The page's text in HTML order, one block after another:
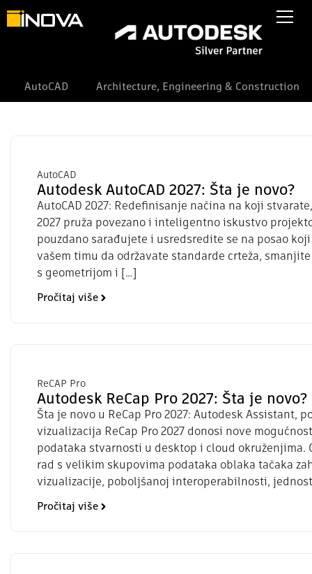
AutoCAD Architecture, Engineering & Construction
AutoCAD
Autodesk AutoCAD 2027: Šta je novo?
AutoCAD 2027: Redefinisanje načina na koji
2027 pruža povezano i inteligentno iskustvo
pouzdano sarađujete i usredsredite se na posao
vašem timu da održavate standarde crteža,
s geometrijom i […]
Pročitaj više
ReCAP Pro
Autodesk ReCap Pro 2027: Šta je novo?
Šta je novo u ReCap Pro 2027: Autodesk Assistant,
vizualizacija ReCap Pro 2027 donosi nove
podataka stvarnosti u desktop i cloud
rad s velikim skupovima podataka oblaka tačaka
vizualizacije, poboljšanoj interoperabilnosti,
Pročitaj više